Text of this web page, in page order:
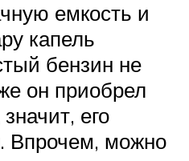
емкость и
капель
бензин не
он приобрел
его
Впрочем, можно